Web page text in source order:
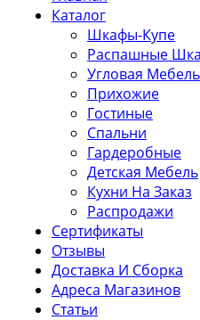
Каталог
Шкафы-Купе
Распашные
Угловая Мебель
Прихожие
Гостиные
Спальни
Гардеробные
Детская Мебель
Кухни На Заказ
Распродажи
Сертификаты
Отзывы
Доставка И Сборка
Адреса Магазинов
Статьи